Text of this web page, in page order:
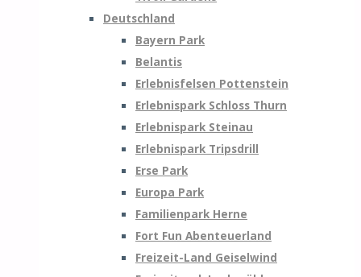
Deutschland
Bayern Park
Belantis
Erlebnisfelsen Pottenstein
Erlebnispark Schloss Thurn
Erlebnispark Steinau
Erlebnispark Tripsdrill
Erse Park
Europa Park
Familienpark Herne
Fort Fun Abenteuerland
Freizeit-Land Geiselwind